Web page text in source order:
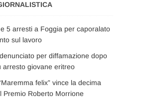
5 arresti a Foggia per caporalato
sul lavoro
per diffamazione dopo
arresto giovane eritreo
felix” vince la decima
Premio Roberto Morrione